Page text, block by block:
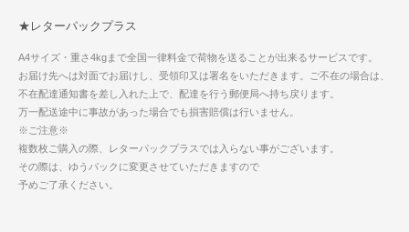
★レターパックプラス
A4サイズ・重さ4kgまで全国一律料金で荷物を送ることが出来るサービスです。
お届け先へは対面でお届けし、受領印又は署名をいただきます。ご不在の場合は、
不在配達通知書を差し入れた上で、配達を行う郵便局へ持ち戻ります。
万一配送途中に事故があった場合でも損害賠償は行いません。
※ご注意※
複数枚ご購入の際、レターパックプラスでは入らない事がございます。
その際は、ゆうパックに変更させていただきますので
予めご了承ください。